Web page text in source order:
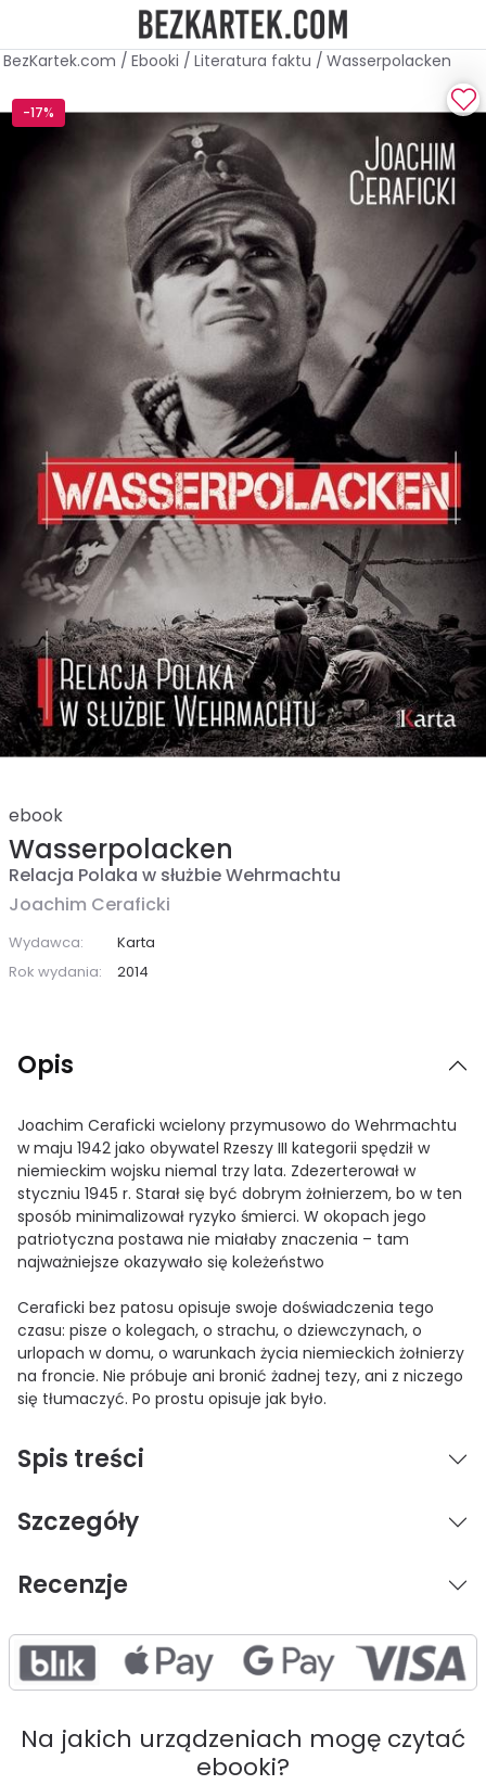
BezKartek.com / Ebooki / Literatura faktu / Wasserpolacken
-17%
ebook
Wasserpolacken
Relacja Polaka w służbie Wehrmachtu
Joachim Ceraficki
Wydawca:
Karta
Rok wydania:
2014
Opis
Joachim Ceraficki wcielony przymusowo do Wehrmachtu
w maju 1942 jako obywatel Rzeszy III kategorii spędził w
niemieckim wojsku niemal trzy lata. Zdezerterował w
styczniu 1945 r. Starał się być dobrym żołnierzem, bo w ten
sposób minimalizował ryzyko śmierci. W okopach jego
patriotyczna postawa nie miałaby znaczenia – tam
najważniejsze okazywało się koleżeństwo
Ceraficki bez patosu opisuje swoje doświadczenia tego
czasu: pisze o kolegach, o strachu, o dziewczynach, o
urlopach w domu, o warunkach życia niemieckich żołnierzy
na froncie. Nie próbuje ani bronić żadnej tezy, ani z niczego
się tłumaczyć. Po prostu opisuje jak było.
Spis treści
Szczegóły
Recenzje
Na jakich urządzeniach mogę czytać
ebooki?